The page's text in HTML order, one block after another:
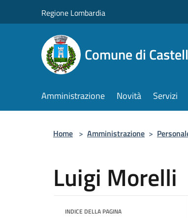
Regione Lombardia
Comune di
Amministrazione Novità Servizi
Home > Amministrazione >
Luigi Morelli
INDICE DELLA PAGINA